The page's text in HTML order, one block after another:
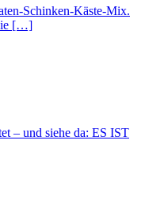
Schinken-Käste-Mix.
[…]
– und siehe da: ES IST